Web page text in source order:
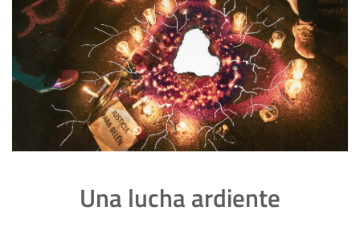
Una lucha ardiente